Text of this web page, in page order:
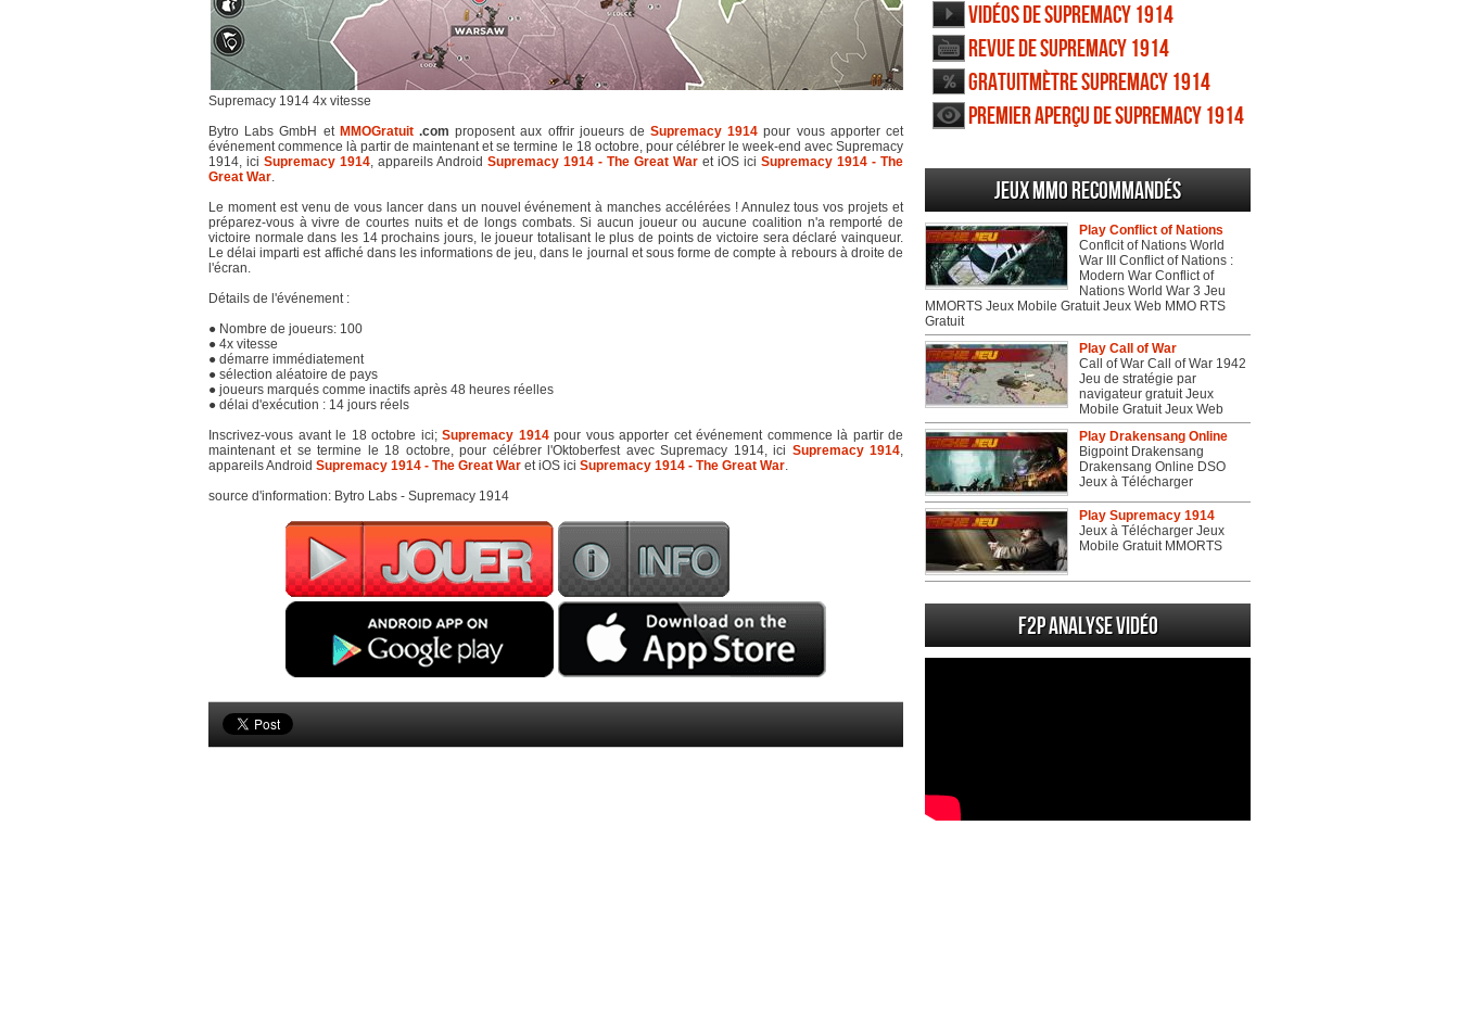
Supremacy 1914 4x vitesse
Bytro Labs GmbH et MMOGratuit.com proposent aux offrir joueurs deSupremacy 1914 pour vous apporter cet
événement commence là partir de maintenant et se termine le 18 octobre, pour célébrer le week-end avec Supremacy
1914, ici Supremacy 1914, appareils Android Supremacy 1914 - The Great War et iOS ici Supremacy 1914 - The
Great War.
Le moment est venu de vous lancer dans un nouvel événement à manches accélérées ! Annulez tous vos projets et
préparez-vous à vivre de courtes nuits et de longs combats. Si aucun joueur ou aucune coalition n'a remporté de
victoire normale dans les 14 prochains jours, le joueur totalisant le plus de points de victoire sera déclaré vainqueur.
Le délai imparti est affiché dans les informations de jeu, dans le journal et sous forme de compte à rebours à droite de
l'écran.
Détails de l'événement :
● Nombre de joueurs: 100
● 4x vitesse
● démarre immédiatement
● sélection aléatoire de pays
● joueurs marqués comme inactifs après 48 heures réelles
● délai d'exécution : 14 jours réels
Inscrivez-vous avant le 18 octobre ici; Supremacy 1914pour vous apporter cet événement commence là partir de
maintenant et se termine le 18 octobre, pour célébrer l'Oktoberfest avec Supremacy 1914, ici Supremacy 1914,
appareils Android Supremacy 1914 - The Great War et iOS ici Supremacy 1914 - The Great War.
source d'information: Bytro Labs - Supremacy 1914
Vidéos de Supremacy 1914
Revue de Supremacy 1914
Gratuitmètre Supremacy 1914
Premier aperçu de Supremacy 1914
Jeux MMO recommandés
Play Conflict of Nations
Conflcit of Nations World
War III Conflict of Nations :
Modern War Conflict of
Nations World War 3 Jeu
MMORTS Jeux Mobile Gratuit Jeux Web MMO RTS
Gratuit
Play Call of War
Call of War Call of War 1942
Jeu de stratégie par
navigateur gratuit Jeux
Mobile Gratuit Jeux Web
Play Drakensang Online
Bigpoint Drakensang
Drakensang Online DSO
Jeux à Télécharger
Play Supremacy 1914
Jeux à Télécharger Jeux
Mobile Gratuit MMORTS
F2P Analyse vidéo